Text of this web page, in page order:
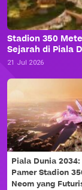
Stadion 350
Sejarah di Piala
21 Jul 2026
Piala Dunia
Pamer Stadion
Neom yang